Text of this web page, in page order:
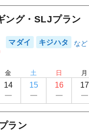
ング・SLJプラン
マダイ キジハタ
金
14
土
15
日
16
月
17
ラン